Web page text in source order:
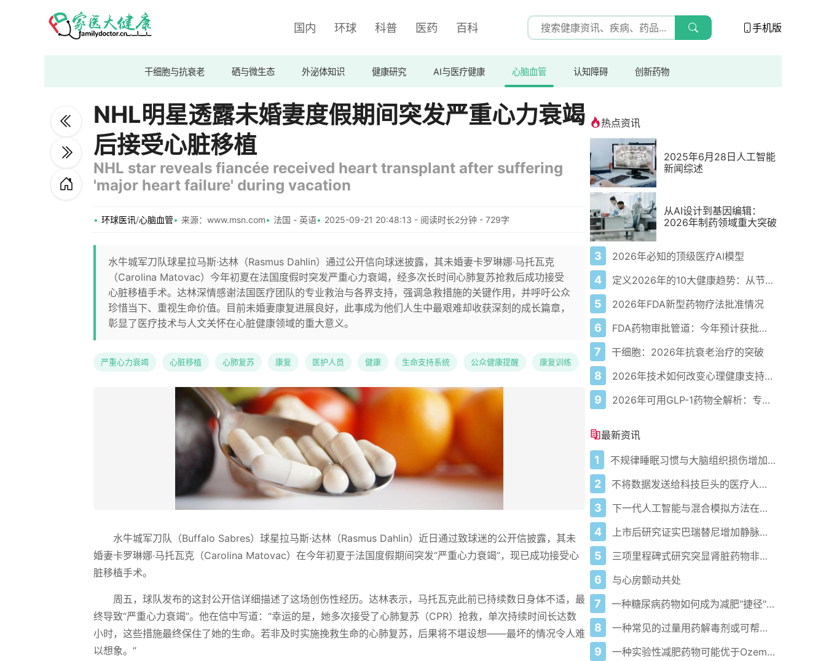
国内 环球 科普 医药 百科 手机版
干细胞与抗衰老 硒与微生态 外泌体知识 健康研究 AI与医疗健康 心脑血管 认知障碍 创新药物
NHL明星透露未婚妻度假期间突发严重心力衰竭
后接受心脏移植
NHL star reveals fiancée received heart transplant after suffering
'major heart failure' during vacation
环球医讯/心脑血管 来源：www.msn.com 法国 - 英语 2025-09-21 20:48:13 - 阅读时长2分钟 - 729字
水牛城军刀队球星拉马斯·达林（Rasmus Dahlin）通过公开信向球迷披露，其未婚妻卡罗琳娜·马托瓦克
（Carolina Matovac）今年初夏在法国度假时突发严重心力衰竭，经多次长时间心肺复苏抢救后成功接受
心脏移植手术。达林深情感谢法国医疗团队的专业救治与各界支持，强调急救措施的关键作用，并呼吁公众
珍惜当下、重视生命价值。目前未婚妻康复进展良好，此事成为他们人生中最艰难却收获深刻的成长篇章，
彰显了医疗技术与人文关怀在心脏健康领域的重大意义。
严重心力衰竭 心脏移植 心肺复苏 康复 医护人员 健康 生命支持系统 公众健康提醒 康复训练
水牛城军刀队（Buffalo Sabres）球星拉马斯·达林（Rasmus Dahlin）近日通过致球迷的公开信披露，其未
婚妻卡罗琳娜·马托瓦克（Carolina Matovac）在今年初夏于法国度假期间突发“严重心力衰竭”，现已成功接受心
脏移植手术。
周五，球队发布的这封公开信详细描述了这场创伤性经历。达林表示，马托瓦克此前已持续数日身体不适，最
终导致“严重心力衰竭”。他在信中写道：“幸运的是，她多次接受了心肺复苏（CPR）抢救，单次持续时间长达数
小时，这些措施最终保住了她的生命。若非及时实施挽救生命的心肺复苏，后果将不堪设想——最坏的情况令人难
以想象。”
热点资讯
2025年6月28日人工智能
新闻综述
从AI设计到基因编辑：
2026年制药领域重大突破
3 2026年必知的顶级医疗AI模型
4 定义2026年的10大健康趋势：从节律健康到冷热交替疗法
5 2026年FDA新型药物疗法批准情况
6 FDA药物审批管道：今年预计获批的关键新疗法
7 干细胞：2026年抗衰老治疗的突破
8 2026年技术如何改变心理健康支持的获取方式
9 2026年可用GLP-1药物全解析：专家指南
最新资讯
1 不规律睡眠习惯与大脑组织损伤增加相关
2 不将数据发送给科技巨头的医疗人工智能
3 下一代人工智能与混合模拟方法在小分子抑制剂发现中的应用
4 上市后研究证实巴瑞替尼增加静脉血栓栓塞风险
5 三项里程碑式研究突显肾脏药物非奈利酮的扩展益处
6 与心房颤动共处
7 一种糖尿病药物如何成为减肥"捷径"，以及医生为何担忧
8 一种常见的过量用药解毒剂或可帮助重启心脏，但医生仍需更强有力的证据
9 一种实验性减肥药物可能优于Ozempic 这里介绍它的独特之处